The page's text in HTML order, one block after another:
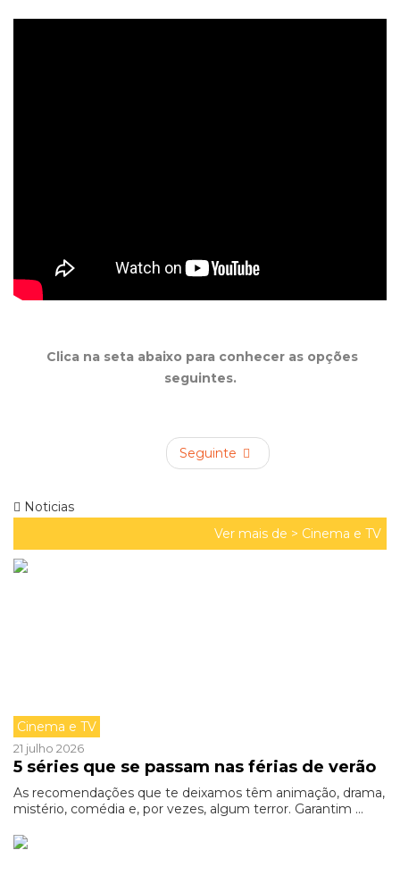
Clica na seta abaixo para conhecer as opções
seguintes.
Seguinte
Noticias
Ver mais de > Cinema e TV
Cinema e TV
21 julho 2026
5 séries que se passam nas férias de verão
As recomendações que te deixamos têm animação, drama,
mistério, comédia e, por vezes, algum terror. Garantim ...